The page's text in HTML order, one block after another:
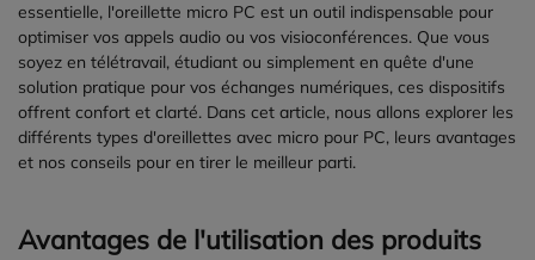
essentielle, l'oreillette micro PC est un outil indispensable pour
optimiser vos appels audio ou vos visioconférences. Que vous
soyez en télétravail, étudiant ou simplement en quête d'une
solution pratique pour vos échanges numériques, ces dispositifs
offrent confort et clarté. Dans cet article, nous allons explorer les
différents types d'oreillettes avec micro pour PC, leurs avantages
et nos conseils pour en tirer le meilleur parti.
Avantages de l'utilisation des produits